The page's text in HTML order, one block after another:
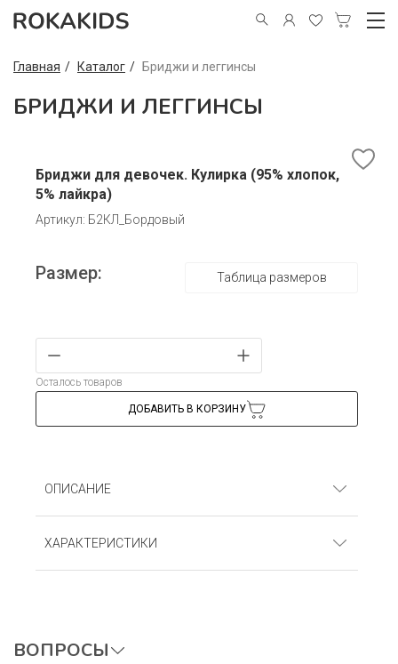
Главная Каталог Бриджи и леггинсы
БРИДЖИ И ЛЕГГИНСЫ
Бриджи для девочек. Кулирка (95% хлопок,
5% лайкра)
Артикул: Б2КЛ_Бордовый
Размер: Таблица размеров
Осталось товаров
ДОБАВИТЬ В КОРЗИНУ
ОПИСАНИЕ
Бриджи для девочек. Кулирка (95% хлопок, 5%
ХАРАКТЕРИСТИКИ
ВОПРОСЫ